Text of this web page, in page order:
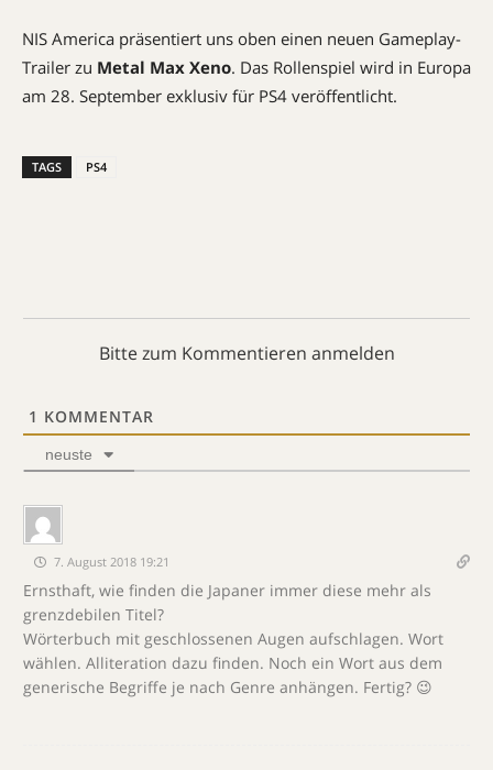
NIS America präsentiert uns oben einen neuen Gameplay-
Trailer zu Metal Max Xeno. Das Rollenspiel wird in Europa
am 28. September exklusiv für PS4 veröffentlicht.
TAGS PS4
Bitte zum Kommentieren anmelden
1 KOMMENTAR
neuste
7. August 2018 19:21
Ernsthaft, wie finden die Japaner immer diese mehr als
grenzdebilen Titel?
Wörterbuch mit geschlossenen Augen aufschlagen. Wort
wählen. Alliteration dazu finden. Noch ein Wort aus dem
generische Begriffe je nach Genre anhängen. Fertig? 😉